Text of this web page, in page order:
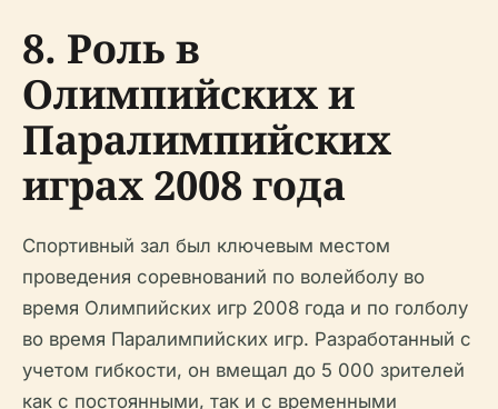
8. Роль в
Олимпийских и
Паралимпийских
играх 2008 года
Спортивный зал был ключевым местом
проведения соревнований по волейболу во
время Олимпийских игр 2008 года и по голболу
во время Паралимпийских игр. Разработанный с
учетом гибкости, он вмещал до 5 000 зрителей
как с постоянными, так и с временными